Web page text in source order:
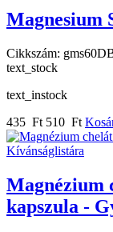
Magnesium
Cikkszám:
text_stock
text_instock
435 Ft 510 Ft
Kívánságlistára
Magnézium
kapszula -